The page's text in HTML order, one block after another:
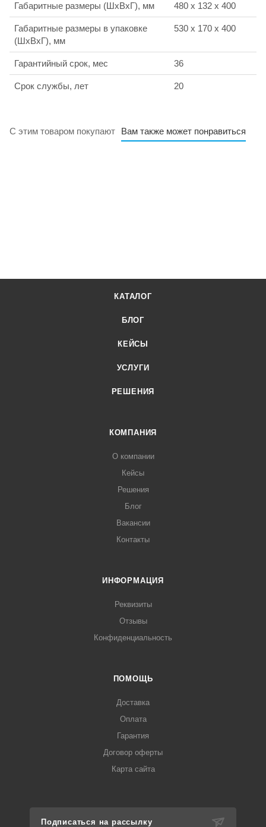
Габаритные размеры (ШхВхГ), мм 480 x 132 x 400
Габаритные размеры в упаковке
(ШхВхГ), мм
530 x 170 x 400
Гарантийный срок, мес 36
Срок службы, лет 20
С этим товаром покупают Вам также может понравиться
КАТАЛОГ
БЛОГ
КЕЙСЫ
УСЛУГИ
РЕШЕНИЯ
КОМПАНИЯ
О компании
Кейсы
Решения
Блог
Вакансии
Контакты
ИНФОРМАЦИЯ
Реквизиты
Отзывы
Конфиденциальность
ПОМОЩЬ
Доставка
Оплата
Гарантия
Договор оферты
Карта сайта
Подписаться на рассылку